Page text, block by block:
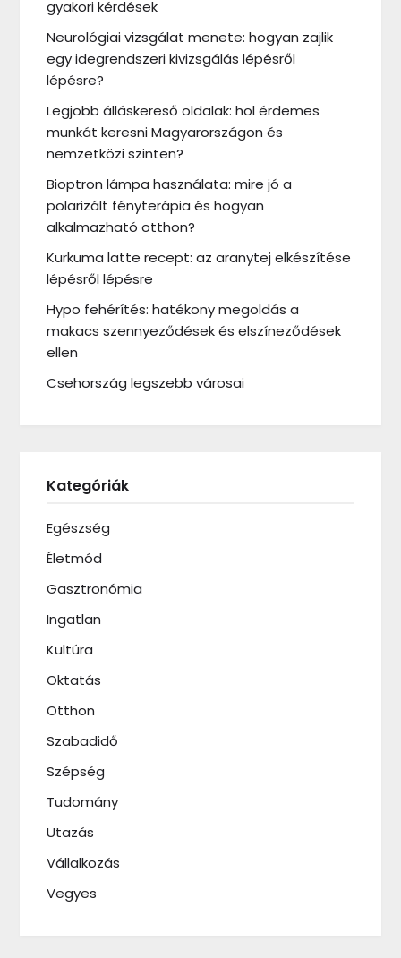
gyakori kérdések
Neurológiai vizsgálat menete: hogyan zajlik
egy idegrendszeri kivizsgálás lépésről
lépésre?
Legjobb álláskereső oldalak: hol érdemes
munkát keresni Magyarországon és
nemzetközi szinten?
Bioptron lámpa használata: mire jó a
polarizált fényterápia és hogyan
alkalmazható otthon?
Kurkuma latte recept: az aranytej elkészítése
lépésről lépésre
Hypo fehérítés: hatékony megoldás a
makacs szennyeződések és elszíneződések
ellen
Csehország legszebb városai
Kategóriák
Egészség
Életmód
Gasztronómia
Ingatlan
Kultúra
Oktatás
Otthon
Szabadidő
Szépség
Tudomány
Utazás
Vállalkozás
Vegyes